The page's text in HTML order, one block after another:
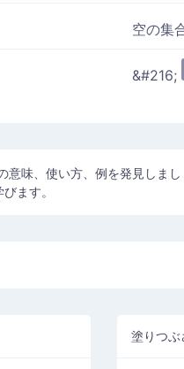
空の集
&#216;
意味、使い方、例を発見しま
ます。
塗りつぶ